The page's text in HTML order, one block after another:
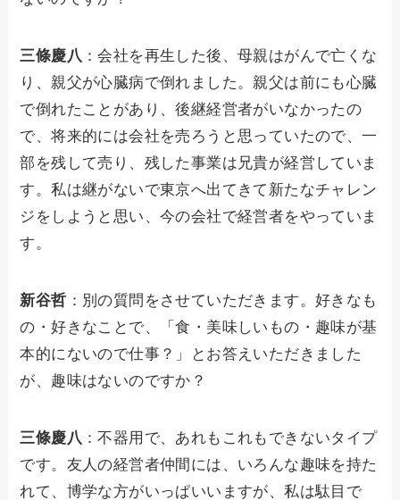
三條慶八 ：会社を再生した後、母親はがんで亡くな
り、親父が心臓病で倒れました。親父は前にも心臓
で倒れたことがあり、後継経営者がいなかったの
で、将来的には会社を売ろうと思っていたので、一
部を残して売り、残した事業は兄貴が経営していま
す。私は継がないで東京へ出てきて新たなチャレン
ジをしようと思い、今の会社で経営者をやっていま
す。
新谷哲 ：別の質問をさせていただきます。好きなも
の・好きなことで、「食・美味しいもの・趣味が基
本的にないので仕事？」とお答えいただきました
が、趣味はないのですか？
三條慶八 ：不器用で、あれもこれもできないタイプ
です。友人の経営者仲間には、いろんな趣味を持た
れて、博学な方がいっぱいいますが、私は駄目で